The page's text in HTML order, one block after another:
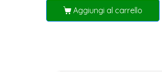
Aggiungi al carrello